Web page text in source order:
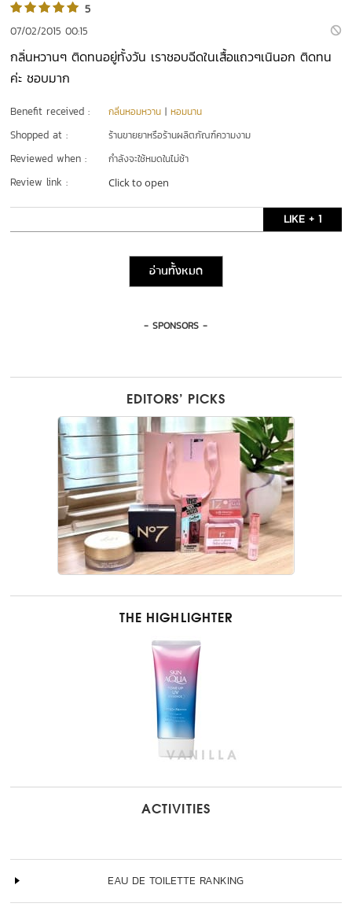
5
07/02/2015 00:15
กลิ่นหวานๆ ติดทนอยู่ทั้งวัน เราชอบฉีดในเสื้อแถวๆเนินอก ติดทน
ค่ะ ชอบมาก
Benefit received : กลิ่นหอมหวาน |หอมนาน
Shopped at : ร้านขายยาหรือร้านผลิตภัณฑ์ความงาม
Reviewed when : กำลังจะใช้หมดในไม่ช้า
Review link : Click to open
LIKE + 1
อ่านทั้งหมด
- SPONSORS -
EDITORS’ PICKS
THE HIGHLIGHTER
ACTIVITIES
EAU DE TOILETTE RANKING